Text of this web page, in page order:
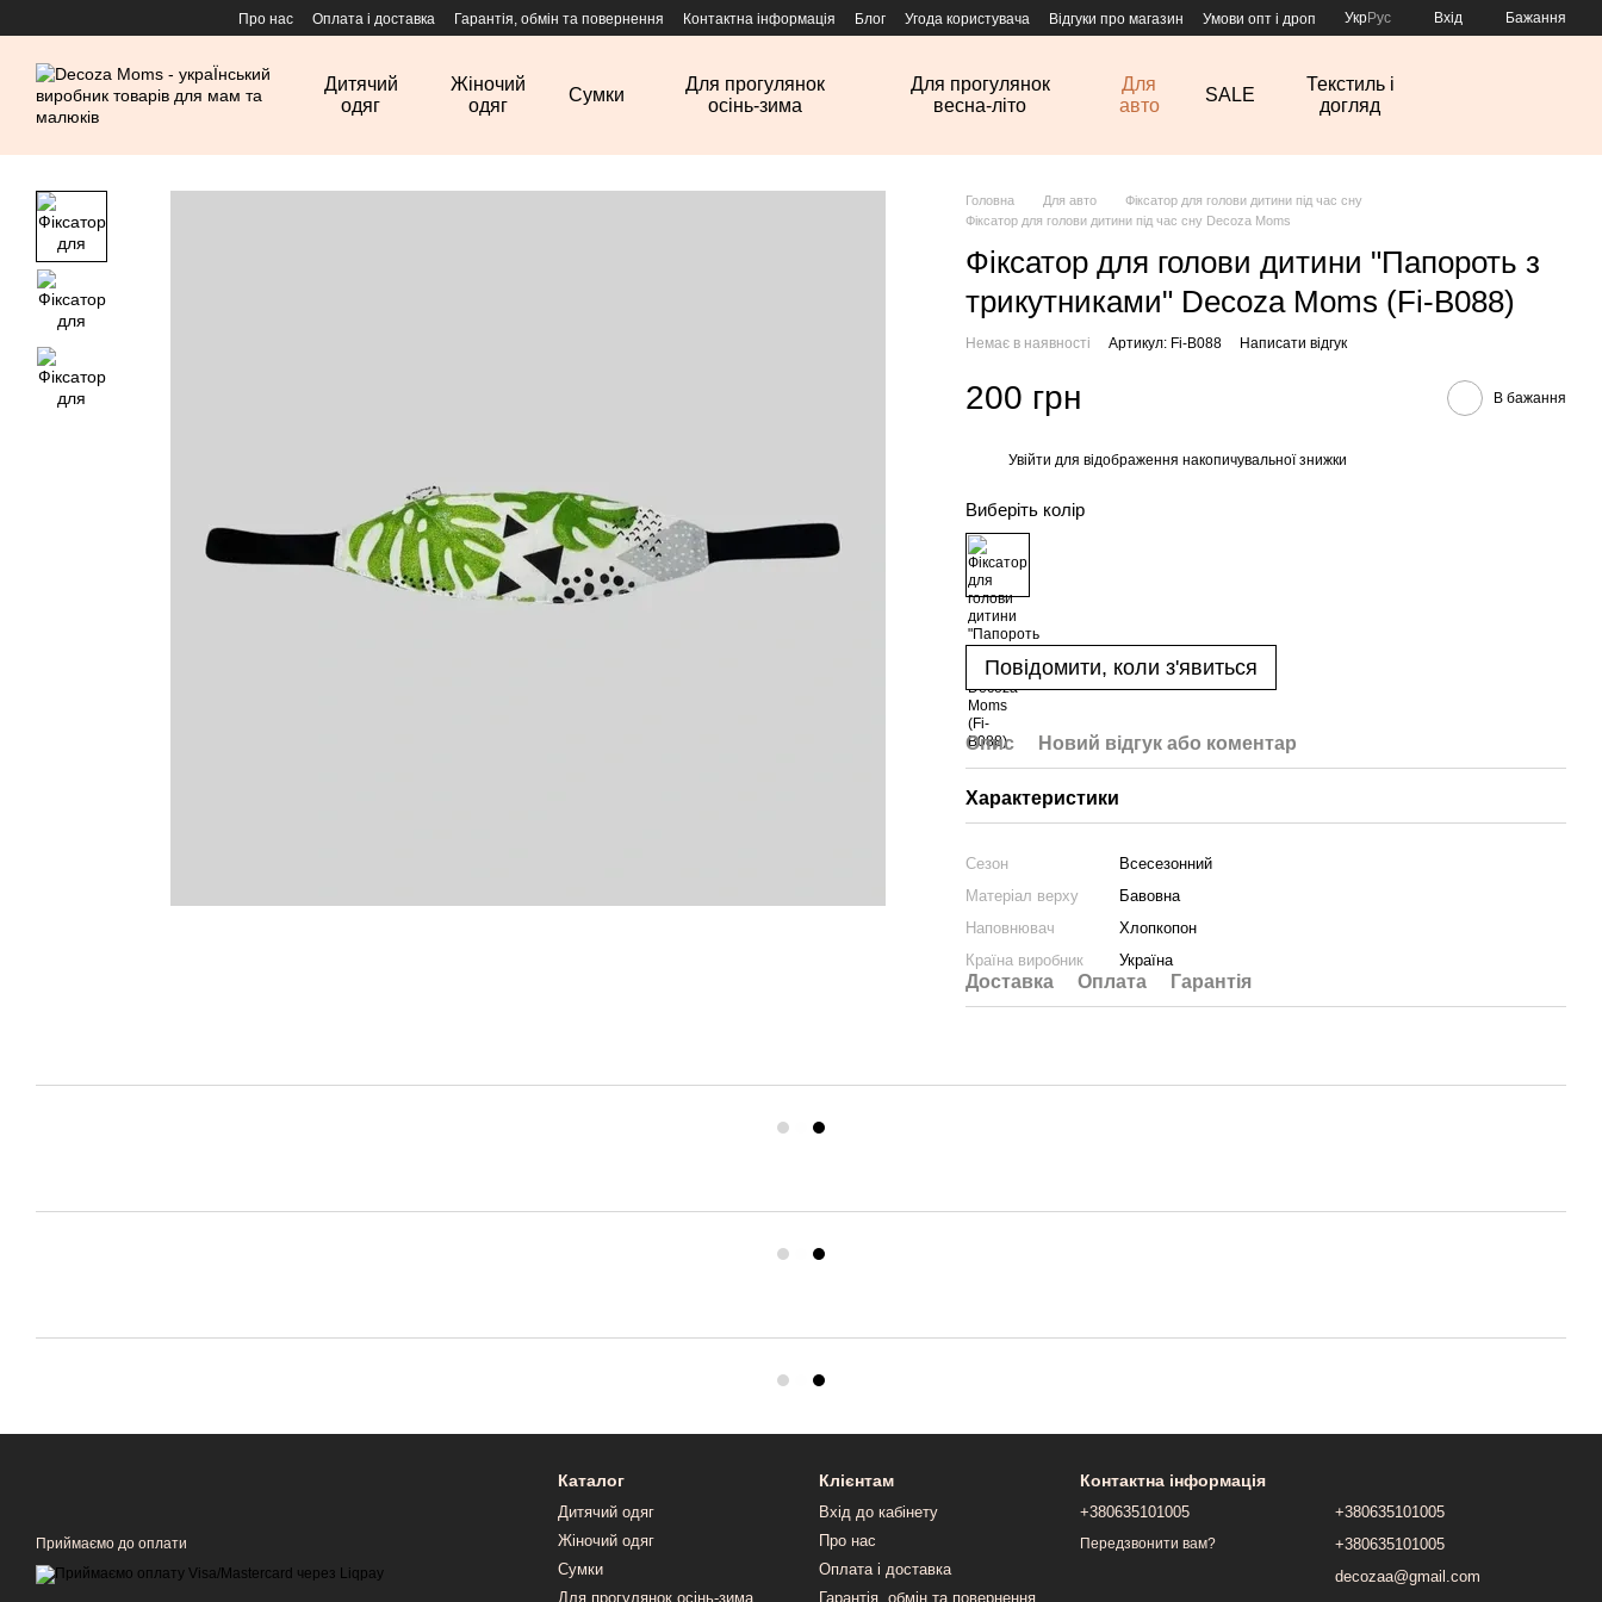
Перейти до основного контентуПро нас Оплата і доставка Гарантія, обмін та повернення Контактна інформація Блог Угода користувача Відгуки про магазин Умови опт і дроп УкрРус Вхід Бажання
Дитячий
одяг
Жіночий
одяг
Сумки
Для прогулянок
осінь-зима
Для прогулянок
весна-літо
Для
авто
SALE
Текстиль і
догляд
Головна Для авто
Фіксатор для голови дитини під час сну
Фіксатор для голови дитини під час сну Decoza Moms
Фіксатор для голови дитини "Папороть з
трикутниками" Decoza Moms (Fi-В088)
Немає в наявності Артикул: Fi-В088 Написати відгук
200 грн В бажання
Увійти для відображення накопичувальної знижки
Виберіть колір
Повідомити, коли з'явиться
Опис Новий відгук або коментар
Характеристики
Сезон
Всесезонний
Матеріал верху
Бавовна
Наповнювач
Хлопкопон
Країна виробник
Україна
Доставка Оплата Гарантія
Приймаємо до оплати
Каталог
Дитячий одяг
Жіночий одяг
Сумки
Для прогулянок осінь-зима
Клієнтам
Вхід до кабінету
Про нас
Оплата і доставка
Гарантія, обмін та повернення
Контактна інформація
+380635101005
Передзвонити вам?
+380635101005
+380635101005
decozaa@gmail.com